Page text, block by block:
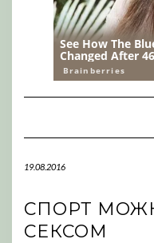
19.08.2016
СПОРТ
СЕКСОМ